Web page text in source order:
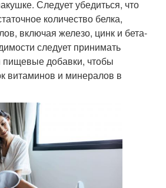
Следует убедиться, что
количество белка,
включая железо, цинк и бета-
следует принимать
добавки, чтобы
витаминов и минералов в